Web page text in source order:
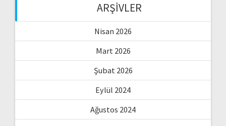
ARŞIVLER
Nisan 2026
Mart 2026
Şubat 2026
Eylül 2024
Ağustos 2024